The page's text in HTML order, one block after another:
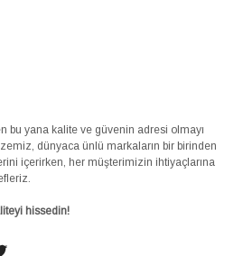
bu yana kalite ve güvenin adresi olmayı
dünyaca ünlü markaların bir birinden
içerirken, her müşterimizin ihtiyaçlarına
hissedin!